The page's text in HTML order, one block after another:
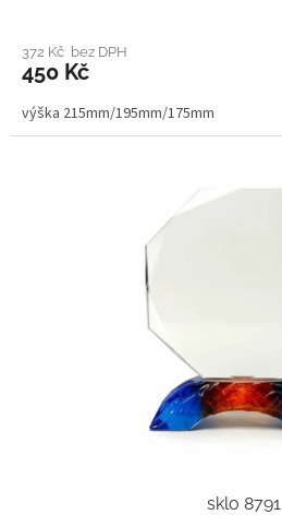
372 Kč bez DPH
450 Kč
výška 215mm/195mm/175mm
sklo 8791